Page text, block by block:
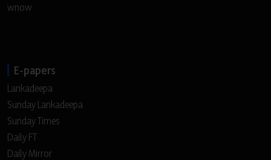
wnow
E-papers
Lankadeepa
Sunday Lankadeepa
Sunday Times
Daily FT
Daily Mirror